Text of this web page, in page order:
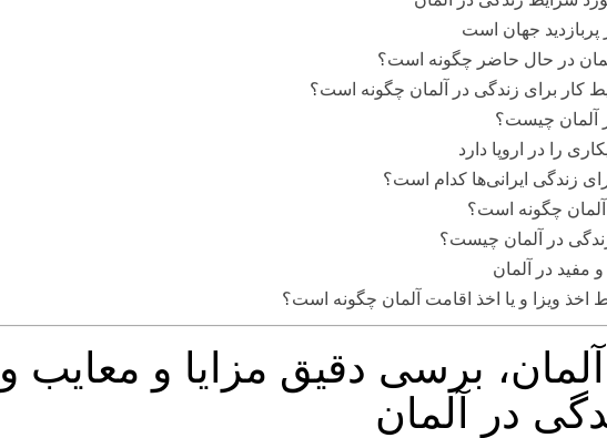
جهان است
در حال حاضر چگونه است؟
کار برای زندگی در آلمان چگونه است؟
آلمان چیست؟
را در اروپا دارد
زندگی ایرانی‌ها کدام است؟
چگونه است؟
در آلمان چیست؟
مفید در آلمان
ویزا و یا اخذ اقامت آلمان چگونه است؟
برسی دقیق مزایا و معایب و
در آلمان